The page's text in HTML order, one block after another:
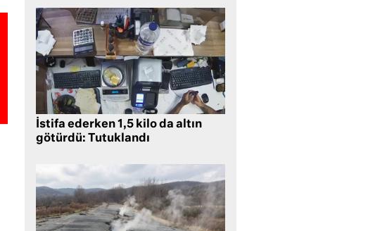
İstifa ederken 1,5 kilo da altın
götürdü: Tutuklandı